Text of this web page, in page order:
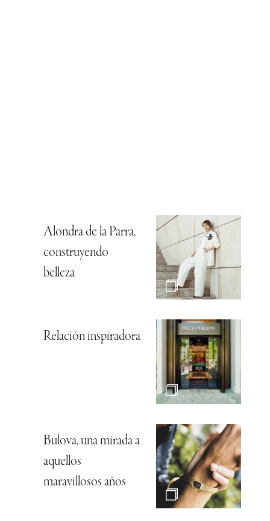
Alondra de la Parra,
construyendo
belleza
Relación inspiradora
Bulova, una mirada a
aquellos
maravillosos años